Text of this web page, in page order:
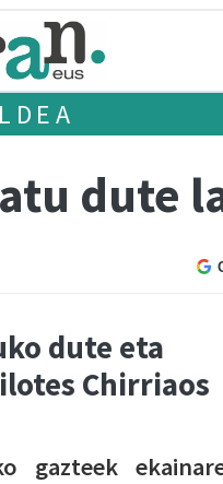
dute
dute eta
Chirriaos
gazteek